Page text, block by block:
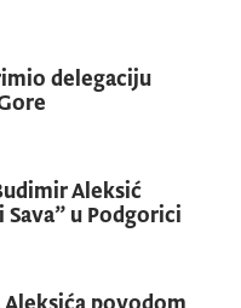
Vlade Crne
na polju
put uspješne
delegaciju
Aleksić
u Podgorici